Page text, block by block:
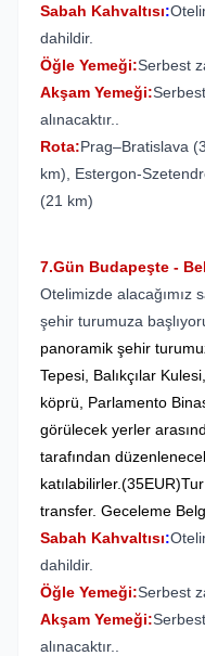
Sabah Kahvaltısı:
dahildir.
Öğle Yemeği:Serbest
Akşam Yemeği:
alınacaktır..
Rota:Prag–Bratislava
km), Estergon-
(21 km)
7.Gün Budapeşte -
Otelimizde alacağımız
şehir turumuza
panoramik şehir
Tepesi, Balıkçılar
köprü, Parlamento
görülecek yerler
tarafından
transfer. Geceleme
Sabah Kahvaltısı:
dahildir.
Öğle Yemeği:Serbest
Akşam Yemeği:
alınacaktır..